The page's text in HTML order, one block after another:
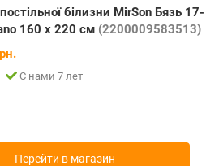
білизни MirSon Бязь 17-
160 x 220 см (2200009583513)
С нами 7 лет
Перейти в магазин